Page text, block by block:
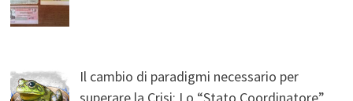
Il cambio di paradigmi necessario per